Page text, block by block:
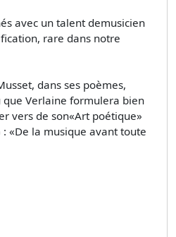
avec un talent demusicien
rare dans notre
dans ses poèmes,
Verlaine formulera bien
vers de son«Art poétique»
«De la musique avant toute